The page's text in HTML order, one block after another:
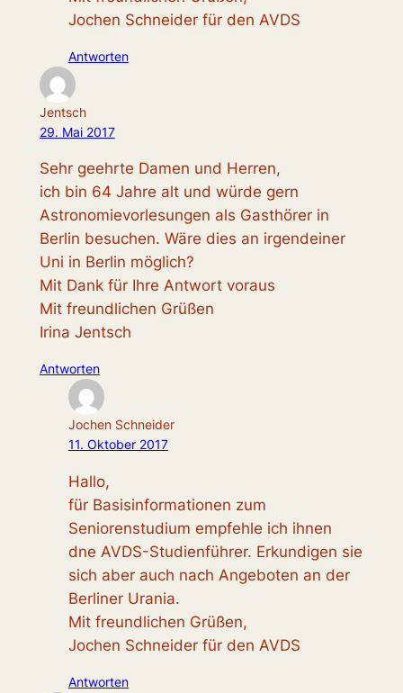
Jochen Schneider für den AVDS
Antworten
Jentsch
29. Mai 2017
Sehr geehrte Damen und Herren,
ich bin 64 Jahre alt und würde gern
Astronomievorlesungen als Gasthörer in
Berlin besuchen. Wäre dies an irgendeiner
Uni in Berlin möglich?
Mit Dank für Ihre Antwort voraus
Mit freundlichen Grüßen
Irina Jentsch
Antworten
Jochen Schneider
11. Oktober 2017
Hallo,
für Basisinformationen zum
Seniorenstudium empfehle ich ihnen
dne AVDS-Studienführer. Erkundigen sie
sich aber auch nach Angeboten an der
Berliner Urania.
Mit freundlichen Grüßen,
Jochen Schneider für den AVDS
Antworten